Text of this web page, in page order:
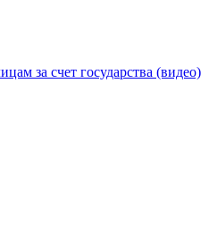
счет государства (видео)